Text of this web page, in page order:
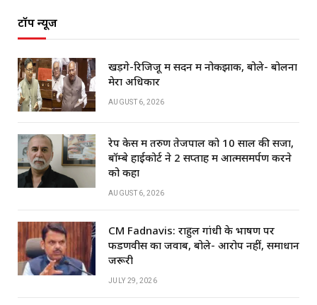
टॉप न्यूज
खड़गे-रिजिजू में सदन में नोकझोंक, बोले- बोलना
मेरा अधिकार
AUGUST 6, 2026
रेप केस में तरुण तेजपाल को 10 साल की सजा,
बॉम्बे हाईकोर्ट ने 2 सप्ताह में आत्मसमर्पण करने
को कहा
AUGUST 6, 2026
CM Fadnavis: राहुल गांधी के भाषण पर
फडणवीस का जवाब, बोले- आरोप नहीं, समाधान
जरूरी
JULY 29, 2026